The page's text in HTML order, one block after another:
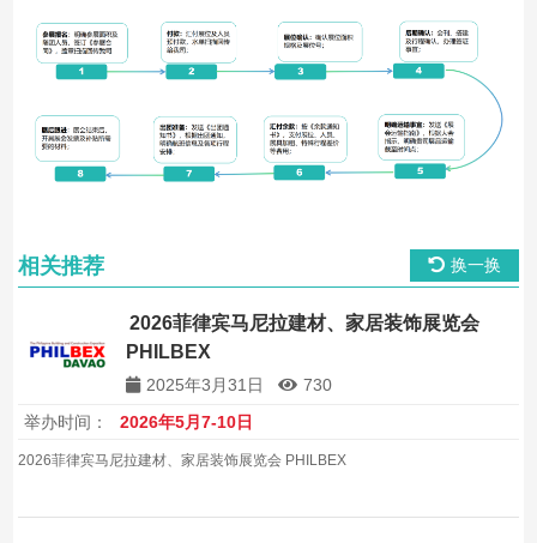
相关推荐 换一换
2026菲律宾马尼拉建材、家居装饰展览会
PHILBEX
2025年3月31日
730
举办时间：
2026年5月7-10日
2026菲律宾马尼拉建材、家居装饰展览会 PHILBEX